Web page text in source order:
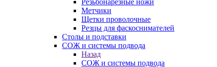
Резьбонарезные ножи
Метчики
Щетки проволочные
Резцы для фаскоснимателей
Столы и подставки
СОЖ и системы подвода
Назад
СОЖ и системы подвода